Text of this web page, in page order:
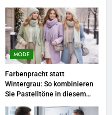
Glück: Welches
Sie jetzt pflanzen
Guide: Mit diesen
werten Sie jedes
auf.
MODE
Farbenpracht statt
Wintergrau: So kombinieren
Sie Pastelltöne in diesem